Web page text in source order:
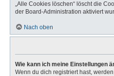
„Alle Cookies löschen“ löscht die
der Board-Administration aktiviert
Nach oben
Wie kann ich meine Einstellungen
Wenn du dich registriert hast,